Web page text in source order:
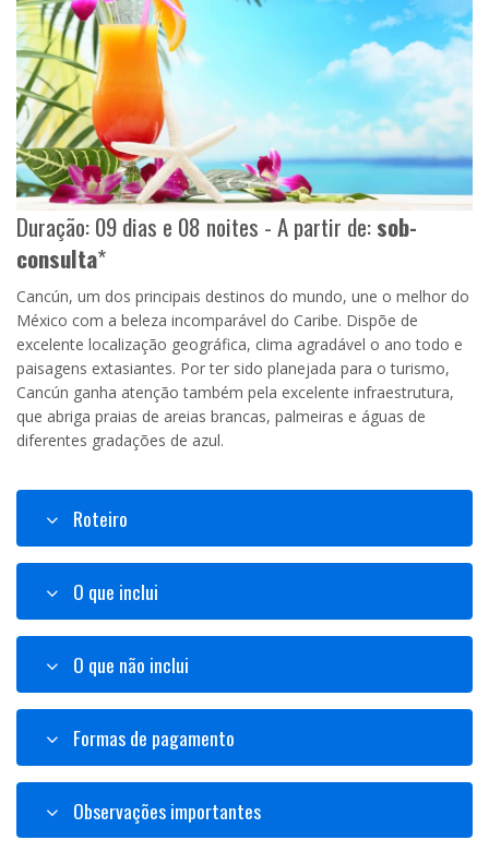
Duração: 09 dias e 08 noites - A partir de:sob-
consulta*
Cancún, um dos principais destinos do mundo, une o melhor do
México com a beleza incomparável do Caribe. Dispõe de
excelente localização geográfica, clima agradável o ano todo e
paisagens extasiantes. Por ter sido planejada para o turismo,
Cancún ganha atenção também pela excelente infraestrutura,
que abriga praias de areias brancas, palmeiras e águas de
diferentes gradações de azul.
Roteiro
O que inclui
O que não inclui
Formas de pagamento
Observações importantes